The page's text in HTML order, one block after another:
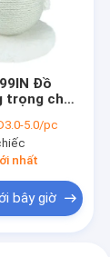
Đồ
trọng cho
để mài
5.0/pc
nhất
bây giờ